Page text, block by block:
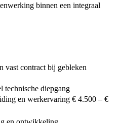
binnen een integraal
vast contract bij gebleken
technische diepgang
en werkervaring € 4.500 – €